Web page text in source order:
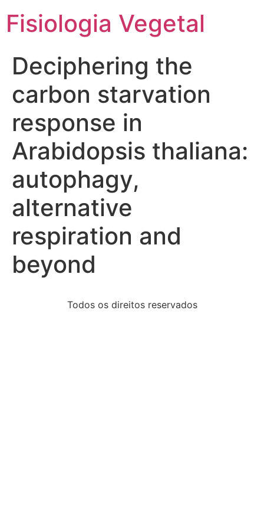
Fisiologia Vegetal
Deciphering the
carbon starvation
response in
Arabidopsis thaliana:
autophagy,
alternative
respiration and
beyond
Todos os direitos reservados